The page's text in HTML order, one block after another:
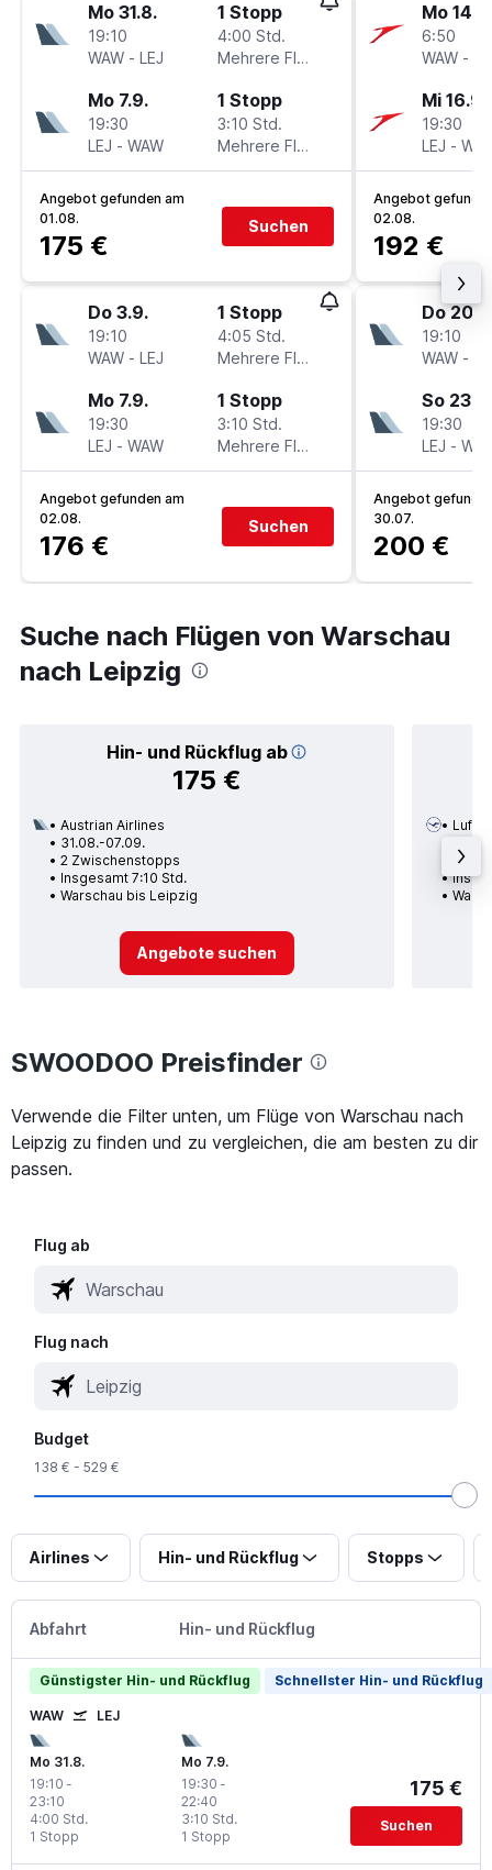
Mo 31.8.
19:10
WAW - LEJ
1 Stopp
4:00 Std.
Mehrere Fluglinien
Mo 7.9.
19:30
LEJ - WAW
1 Stopp
3:10 Std.
Mehrere Fluglinien
Angebot gefunden am
01.08.
175 €
Suchen
Do 3.9.
19:10
WAW - LEJ
1 Stopp
4:05 Std.
Mehrere Fluglinien
Mo 7.9.
19:30
LEJ - WAW
1 Stopp
3:10 Std.
Mehrere Fluglinien
Angebot gefunden am
02.08.
176 €
Suchen
Mo 14.9.
6:50
WAW -
Mi 16.9.
19:30
LEJ -
Angebot
02.08.
192 €
Do
19:10
WAW -
So 23.8.
19:30
LEJ -
Angebot
30.07.
200 €
Suche nach Flügen von Warschau
nach Leipzig
Hin- und Rückflug ab
175 €
Austrian Airlines
31.08.-07.09.
2 Zwischenstopps
Insgesamt 7:10 Std.
Warschau bis Leipzig
Angebote suchen
1
SWOODOO Preisfinder
Verwende die Filter unten, um Flüge von Warschau nach
Leipzig zu finden und zu vergleichen, die am besten zu dir
passen.
Flug ab
Flug nach
Budget
138 € - 529 €
Airlines Hin- und Rückflug Stopps
Abfahrt Hin- und Rückflug
Günstigster Hin- und Rückflug Schnellster Hin- und Rückflug
WAW LEJ
Mo 31.8.
19:10 -
23:10
1 Stopp
4:00 Std.
Mo 7.9.
19:30 -
22:40
1 Stopp
3:10 Std.
175 €
Suchen